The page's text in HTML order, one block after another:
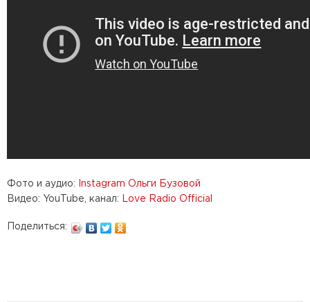
Фото и аудио:
Instagram Ольги Бузовой
Видео: YouTube, канал:
Love Radio Official
Поделиться: